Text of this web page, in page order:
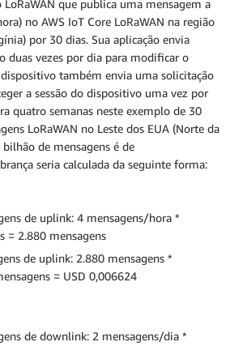
que publica uma mensagem a
no AWS IoT Core LoRaWAN na região
por 30 dias. Sua aplicação envia
duas vezes por dia para modificar o
também envia uma solicitação
a sessão do dispositivo uma vez por
quatro semanas neste exemplo de 30
LoRaWAN no Leste dos EUA (Norte da
de mensagens é de
seria calculada da seguinte forma:
de uplink: 4 mensagens/hora *
= 2.880 mensagens
de uplink: 2.880 mensagens *
= USD 0,006624
de downlink: 2 mensagens/dia *